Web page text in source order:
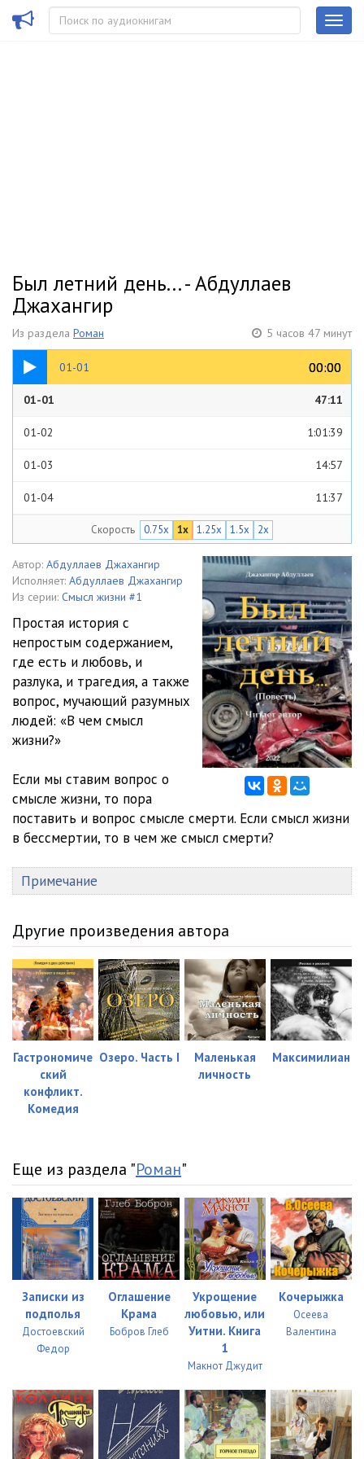
Был летний день... - Абдуллаев
Джахангир
Из раздела Роман 5 часов 47 минут
01-01 00:00
00:00
47:11
01-01 47:11
01-02 1:01:39
01-03 14:57
01-04 11:37
01-06
01-07 08:52
02-01 46:39
02-02 1:01:06
02-03 14:23
02-04 10:34
07:33
02-07 08:28
Скорость 0.75x 1x 1.25x 1.5x 2x
Автор: Абдуллаев Джахангир
Исполняет: Абдуллаев Джахангир
Из серии: Смысл жизни #1
Простая история с
непростым содержанием,
где есть и любовь, и
разлука, и трагедия, а также
вопрос, мучающий разумных
людей: «В чем смысл
жизни?»
Если мы ставим вопрос о
смысле жизни, то пора
поставить и вопрос смысле смерти. Если смысл жизни
в бессмертии, то в чем же смысл смерти?
Примечание
Другие произведения автора
Гастрономиче
ский
конфликт.
Комедия
Озеро. Часть I
Маленькая
личность
Максимилиан
Еще из раздела "Роман"
Записки из
подполья
Достоевский
Федор
Оглашение
Крама
Бобров Глеб
Укрощение
любовью, или
Уитни. Книга
1
Макнот Джудит
Кочерыжка
Осеева
Валентина